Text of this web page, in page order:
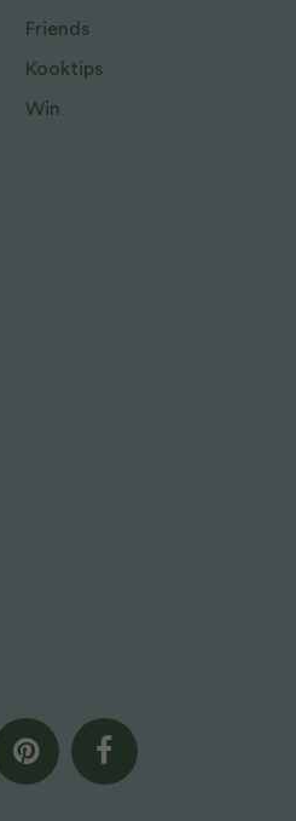
Friends
Kooktips
Win